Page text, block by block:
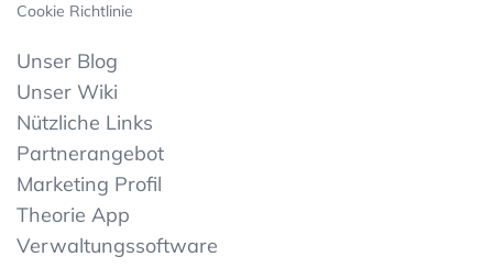
Cookie Richtlinie
Unser Blog
Unser Wiki
Nützliche Links
Partnerangebot
Marketing Profil
Theorie App
Verwaltungssoftware